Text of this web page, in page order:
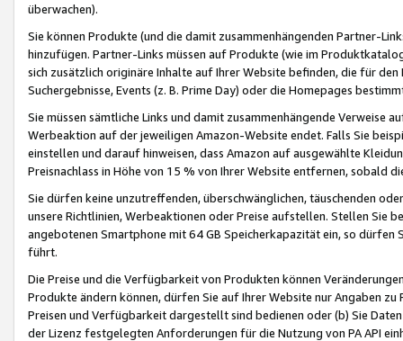
überwachen).
Sie können Produkte (und die damit zusammenhängenden Partner-
hinzufügen. Partner-Links müssen auf Produkte (wie im
sich zusätzlich originäre Inhalte auf Ihrer Website befinden, die für
Suchergebnisse, Events (z. B. Prime Day) oder die Homepages
Sie müssen sämtliche Links und damit zusammenhängende
Werbeaktion auf der jeweiligen Amazon-Website endet. Falls Sie
einstellen und darauf hinweisen, dass Amazon auf ausgewählte
Preisnachlass in Höhe von 15 % von Ihrer Website entfernen, sobald
Sie dürfen keine unzutreffenden, überschwänglichen, täuschenden
unsere Richtlinien, Werbeaktionen oder Preise aufstellen. Stellen Sie
angebotenen Smartphone mit 64 GB Speicherkapazität ein, so dürfen
führt.
Die Preise und die Verfügbarkeit von Produkten können
Produkte ändern können, dürfen Sie auf Ihrer Website nur Angaben
Preisen und Verfügbarkeit dargestellt sind bedienen oder (b) Sie
der Lizenz festgelegten Anforderungen für die Nutzung von PA API